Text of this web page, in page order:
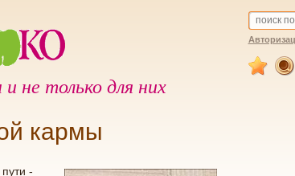
не только для них
кармы
-